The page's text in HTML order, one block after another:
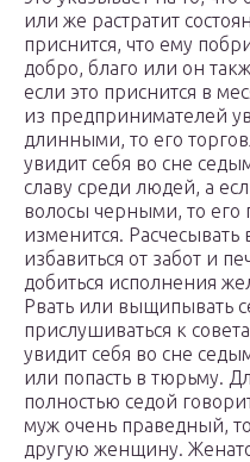
или же растратит
приснится, что ему
добро, благо или он
если это приснится в
из предпринимателей
длинными, то его
увидит себя во сне
славу среди людей, а
волосы черными, то
изменится.
избавиться от забот и
добиться исполнения
Рвать или выщипывать
прислушиваться к
увидит себя во сне
или попасть в тюрьму.
полностью седой
муж очень праведный,
другую женщину.